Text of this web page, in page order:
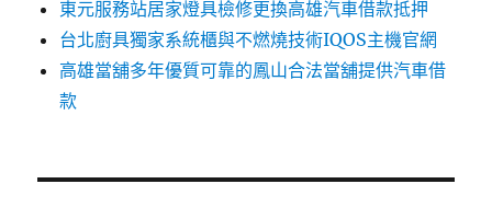
東元服務站居家燈具檢修更換高雄汽車借款抵押
台北廚具獨家系統櫃與不燃燒技術IQOS主機官網
高雄當舖多年優質可靠的鳳山合法當舖提供汽車借
款